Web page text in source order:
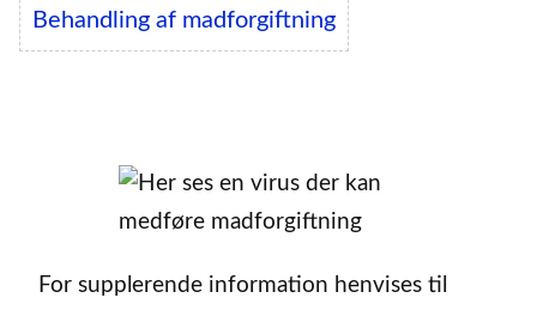
Behandling af madforgiftning
For supplerende information henvises til